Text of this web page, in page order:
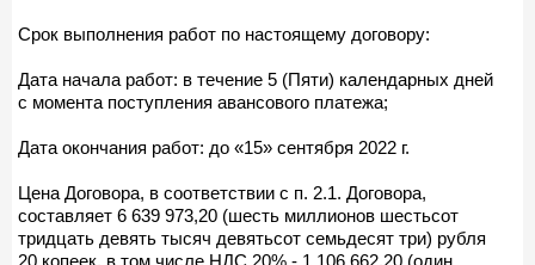
Срок выполнения работ по настоящему договору:
Дата начала работ: в течение 5 (Пяти) календарных дней
с момента поступления авансового платежа;
Дата окончания работ: до «15» сентября 2022 г.
Цена Договора, в соответствии с п. 2.1. Договора,
составляет 6 639 973,20 (шесть миллионов шестьсот
тридцать девять тысяч девятьсот семьдесят три) рубля
20 копеек, в том числе НДС 20% - 1 106 662,20 (один